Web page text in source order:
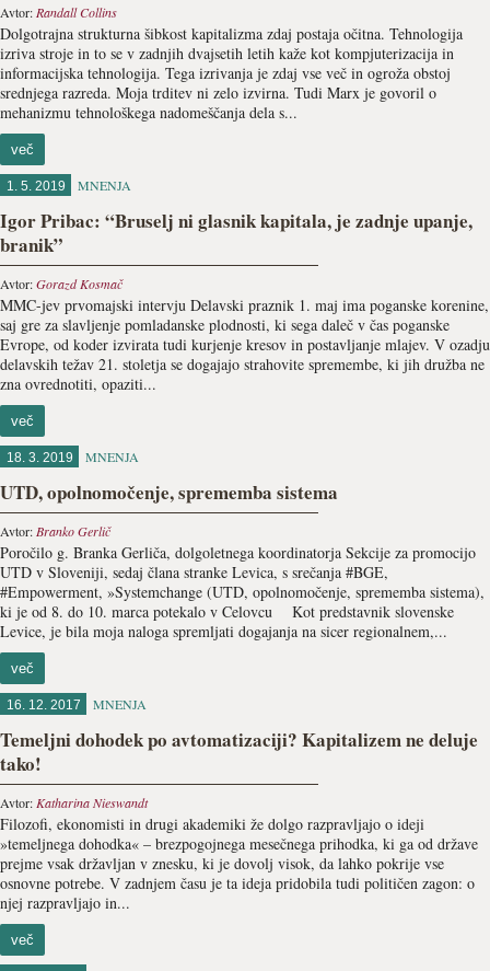
Avtor: Randall Collins
Dolgotrajna strukturna šibkost kapitalizma zdaj postaja oči­tna. Tehnologija
izriva stroje in to se v zadnjih dvajsetih letih kaže kot kompjuterizacija in
informacijska tehnologija. Tega izrivanja je zdaj vse več in ogroža obstoj
srednjega razreda. Moja trditev ni zelo izvirna. Tudi Marx je govoril o
mehanizmu tehnološkega nadomeščanja dela s...
več
1. 5. 2019 MNENJA
Igor Pribac: “Bruselj ni glasnik kapitala, je zadnje upanje,
branik”
Avtor:Gorazd Kosmač
MMC-jev prvomajski intervju Delavski praznik 1. maj ima poganske korenine,
saj gre za slavljenje pomladanske plodnosti, ki sega daleč v čas poganske
Evrope, od koder izvirata tudi kurjenje kresov in postavljanje mlajev. V ozadju
delavskih težav 21. stoletja se dogajajo strahovite spremembe, ki jih družba ne
zna ovrednotiti, opaziti...
več
18. 3. 2019 MNENJA
UTD, opolnomočenje, sprememba sistema
Avtor: Branko Gerlič
Poročilo g. Branka Gerliča, dolgoletnega koordinatorja Sekcije za promocijo
UTD v Sloveniji, sedaj člana stranke Levica, s srečanja #BGE,
#Empowerment, »Systemchange (UTD, opolnomočenje, sprememba sistema),
ki je od 8. do 10. marca potekalo v Celovcu Kot predstavnik slovenske
Levice, je bila moja naloga spremljati dogajanja na sicer regionalnem,...
več
16. 12. 2017 MNENJA
Temeljni dohodek po avtomatizaciji? Kapitalizem ne deluje
tako!
Avtor: Katharina Nieswandt
Filozofi, ekonomisti in drugi akademiki že dolgo razpravljajo o ideji
»temeljnega dohodka« – brezpogojnega mesečnega prihodka, ki ga od države
prejme vsak državljan v znesku, ki je dovolj visok, da lahko pokrije vse
osnovne potrebe. V zadnjem času je ta ideja pridobila tudi političen zagon: o
njej razpravljajo in...
več